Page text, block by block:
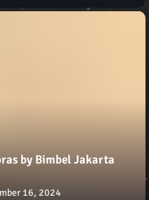
by Bimbel Jakarta
16, 2024